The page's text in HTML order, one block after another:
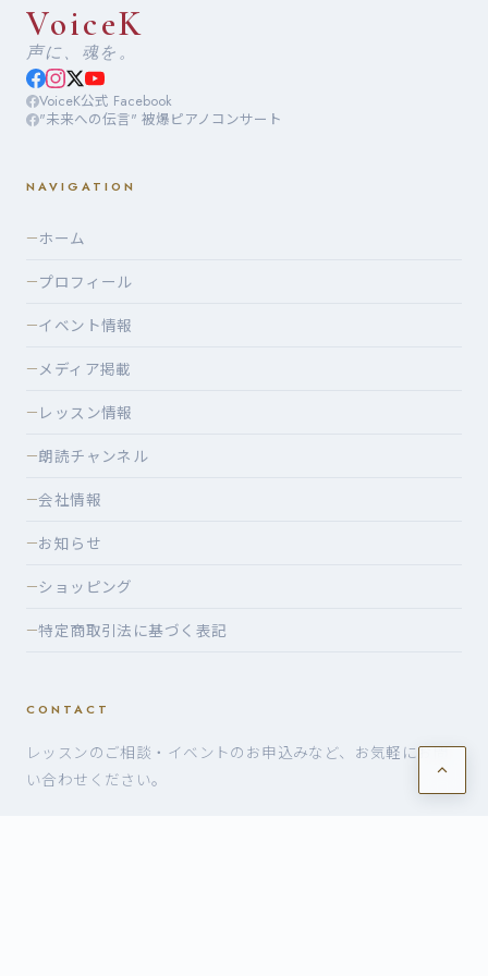
VoiceK
声に、魂を。
VoiceK公式 Facebook
"未来への伝言" 被爆ピアノコンサート
NAVIGATION
—ホーム
—プロフィール
—イベント情報
—メディア掲載
— レッスン情報
—朗読チャンネル
—会社情報
—お知らせ
—ショッピング
—特定商取引法に基づく表記
CONTACT
レッスンのご相談・イベントのお申込みなど、お気軽にお問
い合わせください。